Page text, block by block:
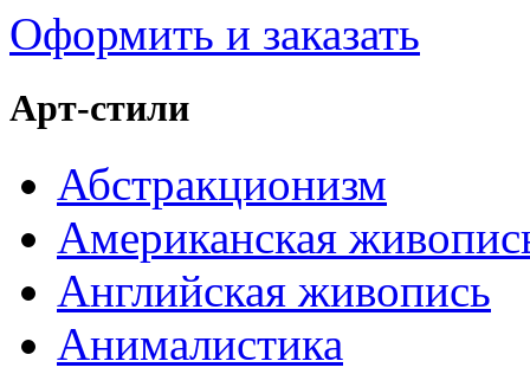
Оформить и заказать
Арт-стили
Абстракционизм
Американская
Английская живопись
Анималистика